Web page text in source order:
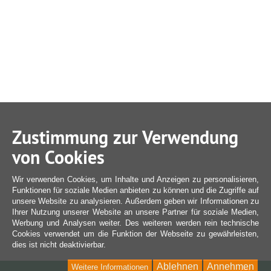
Zustimmung zur Verwendung
von Cookies
Wir verwenden Cookies, um Inhalte und Anzeigen zu personalisieren,
Funktionen für soziale Medien anbieten zu können und die Zugriffe auf
unsere Website zu analysieren. Außerdem geben wir Informationen zu
Ihrer Nutzung unserer Website an unsere Partner für soziale Medien,
Werbung und Analysen weiter. Des weiteren werden rein technische
Cookies verwendet um die Funktion der Webseite zu gewährleisten,
dies ist nicht deaktivierbar.
Annehmen
Ablehnen
Weitere Informationen